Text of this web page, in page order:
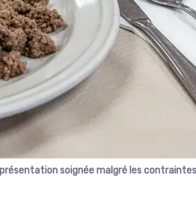
soignée malgré les